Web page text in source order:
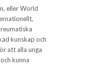
eller World
kunskap och
att alla unga
kunna